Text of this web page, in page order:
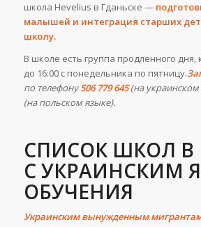
школа Hevelius в Гданьске —
малышей и интеграция старших
школу.
В школе есть группа продленного дня,
до 16:00 с понедельника по пятницу.
по телефону506 779 645(на
(на польском языке).
СПИСОК ШКОЛ
С УКРАИНСКИМ
ОБУЧЕНИЯ
Украинским вынужденным